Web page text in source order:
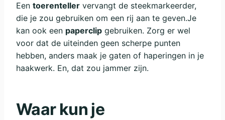
Een toerenteller vervangt de steekmarkeerder,
die je zou gebruiken om een rij aan te geven.Je
kan ook een paperclip gebruiken. Zorg er wel
voor dat de uiteinden geen scherpe punten
hebben, anders maak je gaten of haperingen in je
haakwerk. En, dat zou jammer zijn.
Waar kun je